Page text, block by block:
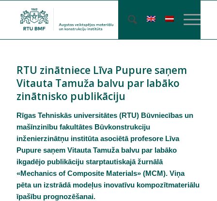
RTU zinātniece Līva Pupure saņem
Vitauta Tamuža balvu par labāko
zinātnisko publikāciju
Rīgas Tehniskās universitātes (RTU) Būvniecības un
mašīnzinību fakultātes Būvkonstrukciju
inženierzinātņu institūta asociētā profesore Līva
Pupure saņem Vitauta Tamuža balvu par labāko
ikgadējo publikāciju starptautiskajā žurnālā
«Mechanics of Composite Materials» (MCM). Viņa
pēta un izstrādā modeļus inovatīvu kompozītmateriālu
īpašību prognozēšanai.